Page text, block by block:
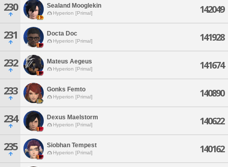
230 Sealand Mooglekin
Hyperion [Primal] 142049
231 Docta Doc
Hyperion [Primal] 141928
232 Mateus Aegeus
Hyperion [Primal] 141674
233 Gonks Femto
Hyperion [Primal] 140890
234 Dexus Maelstorm
Hyperion [Primal] 140622
235 Siobhan Tempest
Hyperion [Primal] 140162